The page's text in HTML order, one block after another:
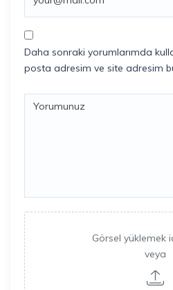
Daha sonraki yorumlarımda
posta adresim ve site adresim
Görsel yüklemek
veya